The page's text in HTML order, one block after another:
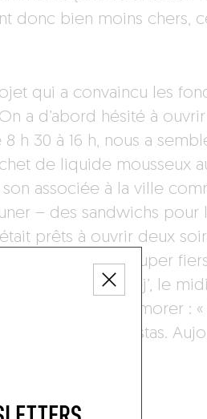
donc bien moins chers,
qui a convaincu les
a d’abord hésité à
h 30 à 16 h, nous a
de liquide mousseux
associée à la ville
– des sandwichs pour
prêts à ouvrir deux
on est super
pour le petit déj’, le
Et de se remémorer :
pour les baristas.